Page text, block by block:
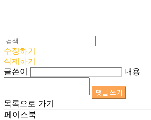
수정하기
삭제하기
글쓴이
내용
댓글 쓰기
목록으로 가기
페이스북